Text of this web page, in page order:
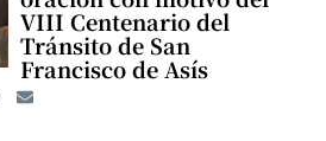
VIII Centenario del
Tránsito de San
Francisco de Asís